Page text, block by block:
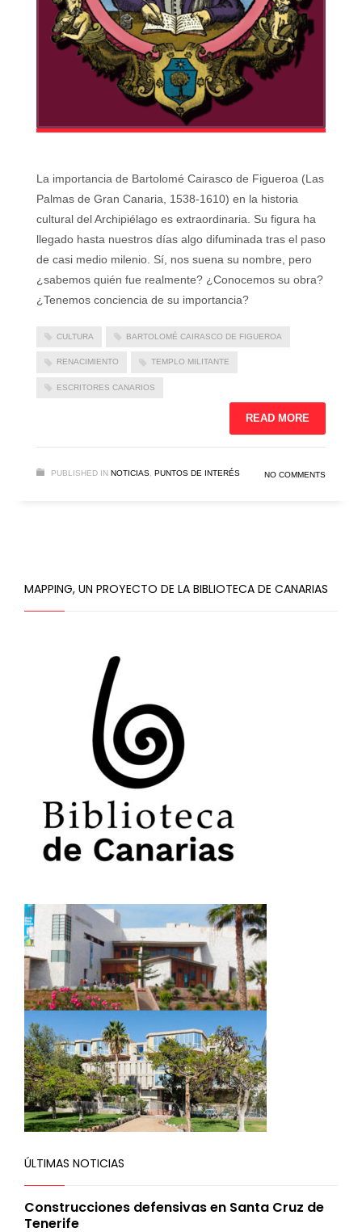
La importancia de Bartolomé Cairasco de Figueroa (Las
Palmas de Gran Canaria, 1538-1610) en la historia
cultural del Archipiélago es extraordinaria. Su figura ha
llegado hasta nuestros días algo difuminada tras el paso
de casi medio milenio. Sí, nos suena su nombre, pero
¿sabemos quién fue realmente? ¿Conocemos su obra?
¿Tenemos conciencia de su importancia?
CULTURA BARTOLOMÉ CAIRASCO DE FIGUEROA
RENACIMIENTO TEMPLO MILITANTE
ESCRITORES CANARIOS
READ MORE
PUBLISHED IN NOTICIAS PUNTOS DE INTERÉS NO COMMENTS
MAPPING, UN PROYECTO DE LA BIBLIOTECA DE CANARIAS
ÚLTIMAS NOTICIAS
Construcciones defensivas en Santa Cruz de
Tenerife